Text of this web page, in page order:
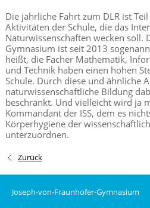
Die jährliche Fahrt zum DLR ist
Aktivitäten der Schule, die das
Naturwissenschaften wecken soll.
Gymnasium ist seit 2013
heißt, die Fächer Mathematik,
und Technik haben einen hohen
Schule. Durch diese und ähnliche
naturwissenschaftliche Bildung
beschränkt. Und vielleicht wird ja
Kommandant der ISS, dem es
Körperhygiene der
unterzuordnen.
Zurück
Joseph-von-Fraunhofer-Gymnasium